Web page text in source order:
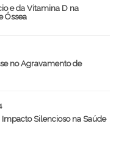
e da Vitamina D na
Óssea
no Agravamento de
Impacto Silencioso na Saúde